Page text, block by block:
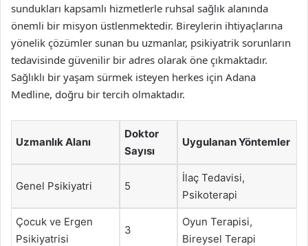
sundukları kapsamlı hizmetlerle ruhsal sağlık alanında
önemli bir misyon üstlenmektedir. Bireylerin ihtiyaçlarına
yönelik çözümler sunan bu uzmanlar, psikiyatrik sorunların
tedavisinde güvenilir bir adres olarak öne çıkmaktadır.
Sağlıklı bir yaşam sürmek isteyen herkes için Adana
Medline, doğru bir tercih olmaktadır.
Uzmanlık Alanı
Doktor
Sayısı
Uygulanan Yöntemler
Genel Psikiyatri 5
İlaç Tedavisi,
Psikoterapi
Çocuk ve Ergen
Psikiyatrisi
3
Oyun Terapisi,
Bireysel Terapi